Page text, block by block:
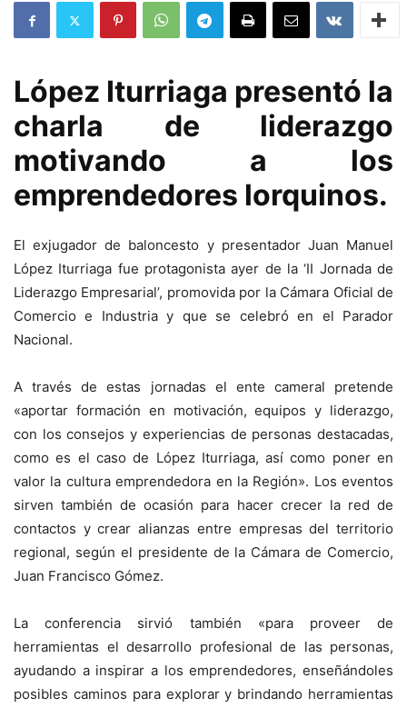
López Iturriaga presentó la
charla de liderazgo
motivando a los
emprendedores lorquinos.
El exjugador de baloncesto y presentador Juan Manuel
López Iturriaga fue protagonista ayer de la ‘II Jornada de
Liderazgo Empresarial’, promovida por la Cámara Oficial de
Comercio e Industria y que se celebró en el Parador
Nacional.
A través de estas jornadas el ente cameral pretende
«aportar formación en motivación, equipos y liderazgo,
con los consejos y experiencias de personas destacadas,
como es el caso de López Iturriaga, así como poner en
valor la cultura emprendedora en la Región». Los eventos
sirven también de ocasión para hacer crecer la red de
contactos y crear alianzas entre empresas del territorio
regional, según el presidente de la Cámara de Comercio,
Juan Francisco Gómez.
La conferencia sirvió también «para proveer de
herramientas el desarrollo profesional de las personas,
ayudando a inspirar a los emprendedores, enseñándoles
posibles caminos para explorar y brindando herramientas